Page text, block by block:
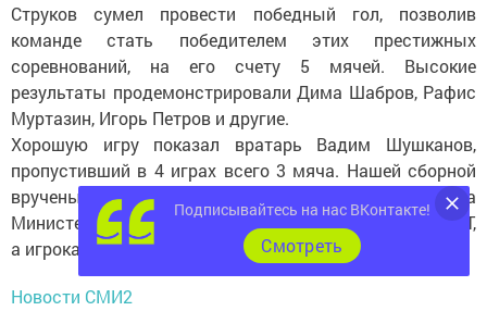
Струков сумел провести победный гол, позволив
команде стать победителем этих престижных
соревнований, на его счету 5 мячей. Высокие
результаты продемонстрировали Дима Шабров, Рафис
Муртазин, Игорь Петров и другие.
Хорошую игру показал вратарь Вадим Шушканов,
пропустивший в 4 играх всего 3 мяча. Нашей сборной
вручены кубок победителя и Почетная грамота
Министерства по делам молодежи, спорту и туризму РТ,
а игрокам - золотые медали.
Новости СМИ2
Подписывайтесь на нас ВКонтакте!
Cмотреть